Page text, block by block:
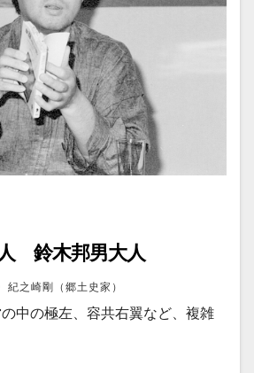
鈴木邦男大人
紀之崎剛（郷土史家）
中の極左、容共右翼など、複雑